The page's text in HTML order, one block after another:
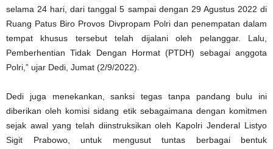
selama 24 hari, dari tanggal 5 sampai dengan 29 Agustus 2022 di
Ruang Patus Biro Provos Divpropam Polri dan penempatan dalam
tempat khusus tersebut telah dijalani oleh pelanggar. Lalu,
Pemberhentian Tidak Dengan Hormat (PTDH) sebagai anggota
Polri,” ujar Dedi, Jumat (2/9/2022).
Dedi juga menekankan, sanksi tegas tanpa pandang bulu ini
diberikan oleh komisi sidang etik sebagaimana dengan komitmen
sejak awal yang telah diinstruksikan oleh Kapolri Jenderal Listyo
Sigit Prabowo, untuk mengusut tuntas berbagai bentuk